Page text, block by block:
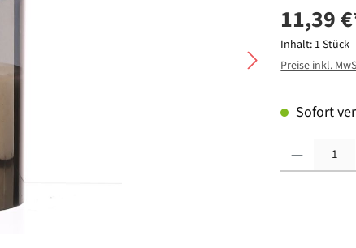
11,39
Inhalt: 1 Stück
Preise inkl.
Sofort